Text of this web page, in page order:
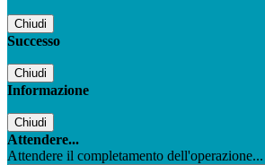
Chiudi
Successo
Chiudi
Informazione
Chiudi
Attendere...
Attendere il completamento dell'operazione...